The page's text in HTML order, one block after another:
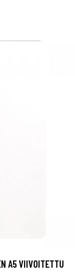
A5 VIIVOITETTU